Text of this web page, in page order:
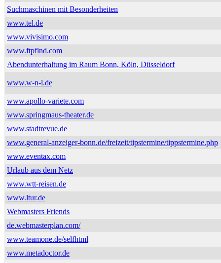
Suchmaschinen mit Besonderheiten
www.tel.de
www.vivisimo.com
www.ftpfind.com
Abendunterhaltung im Raum Bonn, Köln, Düsseldorf
www.w-n-l.de
www.apollo-variete.com
www.springmaus-theater.de
www.stadtrevue.de
www.general-anzeiger-bonn.de/freizeit/tipstermine/tippstermine.php
www.eventax.com
Urlaub aus dem Netz
www.wtt-reisen.de
www.ltur.de
Webmasters Friends
de.webmasterplan.com/
www.teamone.de/selfhtml
www.metadoctor.de